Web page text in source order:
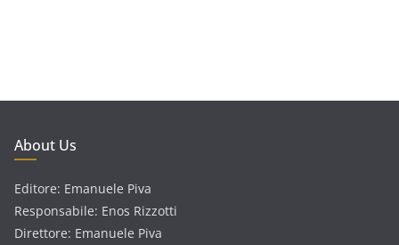
About Us
Editore: Emanuele Piva
Responsabile: Enos Rizzotti
Direttore: Emanuele Piva